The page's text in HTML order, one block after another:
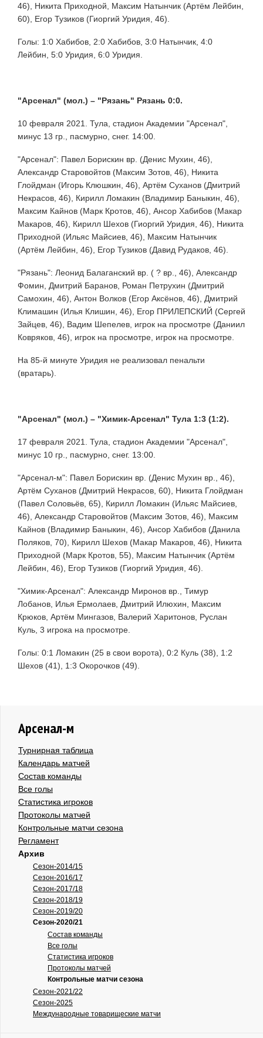
46), Никита Приходной, Максим Натынчик (Артём Лейбин,
60), Егор Тузиков (Гиоргий Уридия, 46).
Голы: 1:0 Хабибов, 2:0 Хабибов, 3:0 Натынчик, 4:0
Лейбин, 5:0 Уридия, 6:0 Уридия.
"Арсенал" (мол.) – "Рязань" Рязань 0:0.
10 февраля 2021. Тула, стадион Академии "Арсенал",
минус 13 гр., пасмурно, снег. 14:00.
"Арсенал": Павел Борискин вр. (Денис Мухин, 46),
Александр Старовойтов (Максим Зотов, 46), Никита
Глойдман (Игорь Клюшкин, 46), Артём Суханов (Дмитрий
Некрасов, 46), Кирилл Ломакин (Владимир Баныкин, 46),
Максим Кайнов (Марк Кротов, 46), Ансор Хабибов (Макар
Макаров, 46), Кирилл Шехов (Гиоргий Уридия, 46), Никита
Приходной (Ильяс Майсиев, 46), Максим Натынчик
(Артём Лейбин, 46), Егор Тузиков (Давид Рудаков, 46).
"Рязань": Леонид Балаганский вр. ( ? вр., 46), Александр
Фомин, Дмитрий Баранов, Роман Петрухин (Дмитрий
Самохин, 46), Антон Волков (Егор Аксёнов, 46), Дмитрий
Климашин (Илья Клишин, 46), Егор ПРИЛЕПСКИЙ (Сергей
Зайцев, 46), Вадим Шепелев, игрок на просмотре (Даниил
Ковряков, 46), игрок на просмотре, игрок на просмотре.
На 85-й минуте Уридия не реализовал пенальти
(вратарь).
"Арсенал" (мол.) – "Химик-Арсенал" Тула 1:3 (1:2).
17 февраля 2021. Тула, стадион Академии "Арсенал",
минус 10 гр., пасмурно, снег. 13:00.
"Арсенал-м": Павел Борискин вр. (Денис Мухин вр., 46),
Артём Суханов (Дмитрий Некрасов, 60), Никита Глойдман
(Павел Соловьёв, 65), Кирилл Ломакин (Ильяс Майсиев,
46), Александр Старовойтов (Максим Зотов, 46), Максим
Кайнов (Владимир Баныкин, 46), Ансор Хабибов (Данила
Поляков, 70), Кирилл Шехов (Макар Макаров, 46), Никита
Приходной (Марк Кротов, 55), Максим Натынчик (Артём
Лейбин, 46), Егор Тузиков (Гиоргий Уридия, 46).
"Химик-Арсенал": Александр Миронов вр., Тимур
Лобанов, Илья Ермолаев, Дмитрий Илюхин, Максим
Крюков, Артём Мингазов, Валерий Харитонов, Руслан
Куль, 3 игрока на просмотре.
Голы: 0:1 Ломакин (25 в свои ворота), 0:2 Куль (38), 1:2
Шехов (41), 1:3 Окорочков (49).
Арсенал-м
Турнирная таблица
Календарь матчей
Состав команды
Все голы
Статистика игроков
Протоколы матчей
Контрольные матчи сезона
Регламент
Архив
Сезон-2014/15
Сезон-2016/17
Сезон-2017/18
Сезон-2018/19
Сезон-2019/20
Сезон-2020/21
Состав команды
Все голы
Статистика игроков
Протоколы матчей
Контрольные матчи сезона
Сезон-2021/22
Сезон-2025
Международные товарищеские матчи